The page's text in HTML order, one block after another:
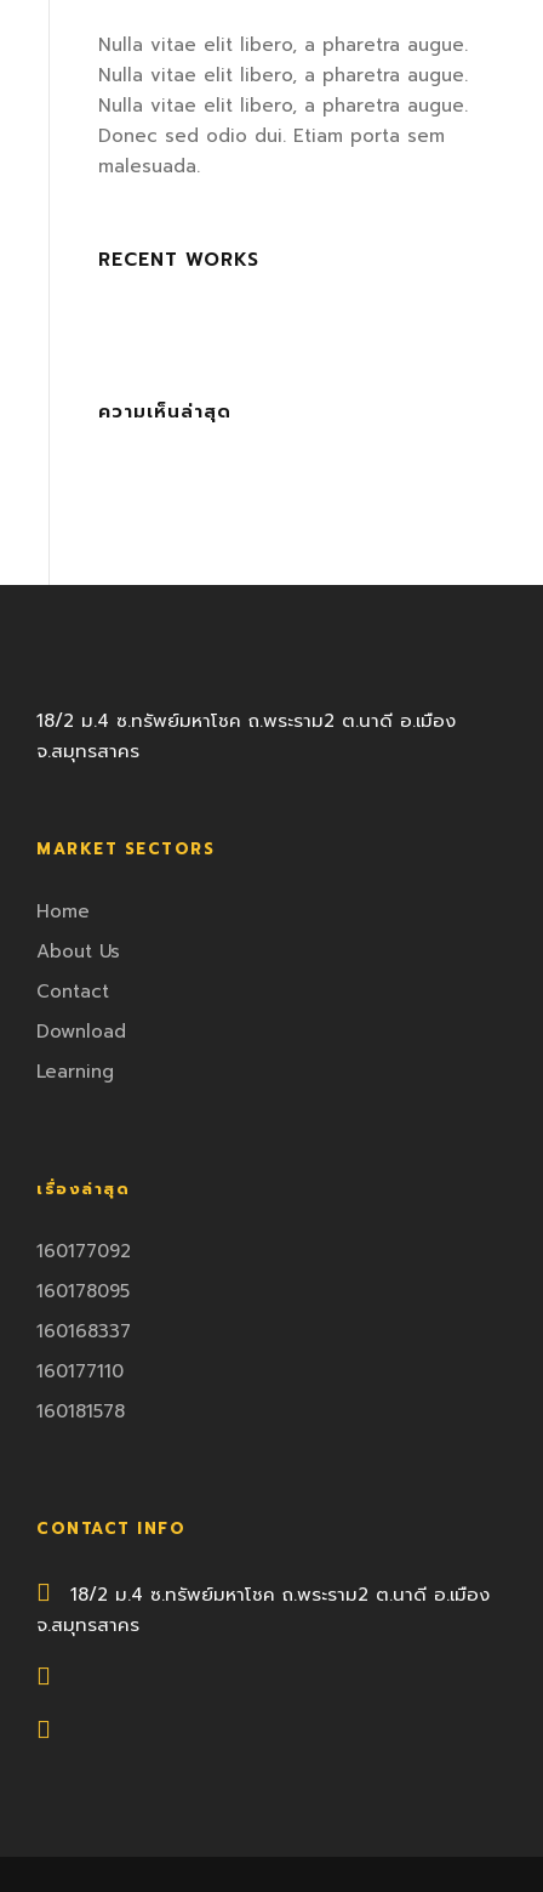
Nulla vitae elit libero, a pharetra augue.
Nulla vitae elit libero, a pharetra augue.
Nulla vitae elit libero, a pharetra augue.
Donec sed odio dui. Etiam porta sem
malesuada.
RECENT WORKS
ความเห็นล่าสุด
18/2 ม.4 ซ.ทรัพย์มหาโชค ถ.พระราม2 ต.นาดี อ.เมือง
จ.สมุทรสาคร
MARKET SECTORS
Home
About Us
Contact
Download
Learning
เรื่องล่าสุด
160177092
160178095
160168337
160177110
160181578
CONTACT INFO
18/2 ม.4 ซ.ทรัพย์มหาโชค ถ.พระราม2 ต.นาดี อ.เมือง
จ.สมุทรสาคร